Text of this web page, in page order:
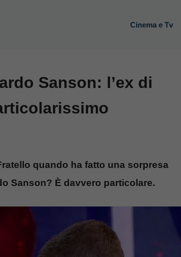
Cinema e Tv
Sanson: l’ex di
quando ha fatto una sorpresa
Sanson? È davvero particolare.